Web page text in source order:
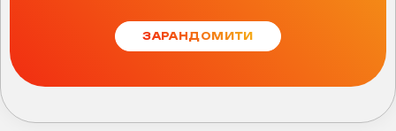
ЗАРАНДОМИТИ